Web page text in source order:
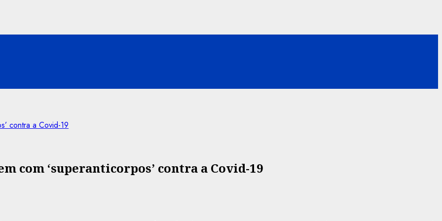
contra a Covid-19
com ‘superanticorpos’ contra a Covid-19